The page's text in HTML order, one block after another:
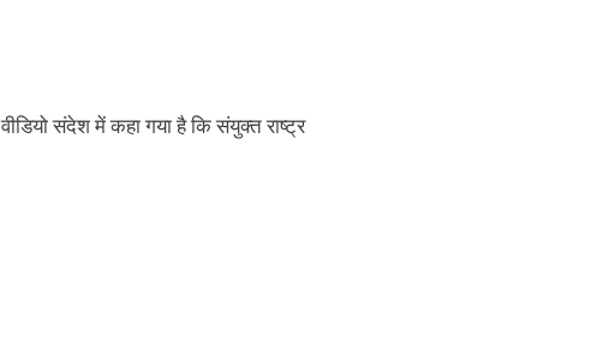
संदेश में कहा गया है कि संयुक्त राष्ट्र